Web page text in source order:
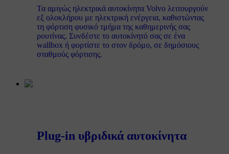
Τα αμιγώς ηλεκτρικά αυτοκίνητα Volvo λειτουργούν
εξ ολοκλήρου με ηλεκτρική ενέργεια, καθιστώντας
τη φόρτιση φυσικό τμήμα της καθημερινής σας
ρουτίνας. Συνδέστε το αυτοκίνητό σας σε ένα
wallbox ή φορτίστε το στον δρόμο, σε δημόσιους
σταθμούς φόρτισης.
Plug-in υβριδικά αυτοκίνητα